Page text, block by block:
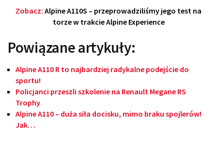
Zobacz: Alpine A110S – przeprowadziliśmy jego test na
torze w trakcie Alpine Experience
Powiązane artykuły:
Alpine A110 R to najbardziej radykalne podejście do
sportu!
Policjanci przeszli szkolenie na Renault Megane RS
Trophy
Alpine A110 – duża siła docisku, mimo braku spojlerów!
Jak…